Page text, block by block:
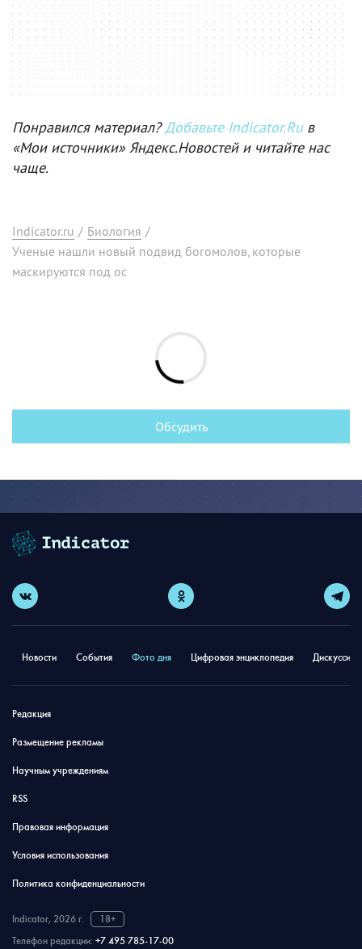
Понравился материал?Добавьте Indicator.Ruв
«Мои источники» Яндекс.Новостей и читайте нас
чаще.
Indicator.ru / Биология /
Ученые нашли новый подвид богомолов, которые
маскируются под ос
Обсудить
Новости События Фото дня Цифровая энциклопедия
Редакция
Размещение рекламы
Научным учреждениям
RSS
Правовая информация
Условия использования
Политика конфиденциальности
Indicator, 2026 г.
18+
Телефон редакции: +7 495 785-17-00